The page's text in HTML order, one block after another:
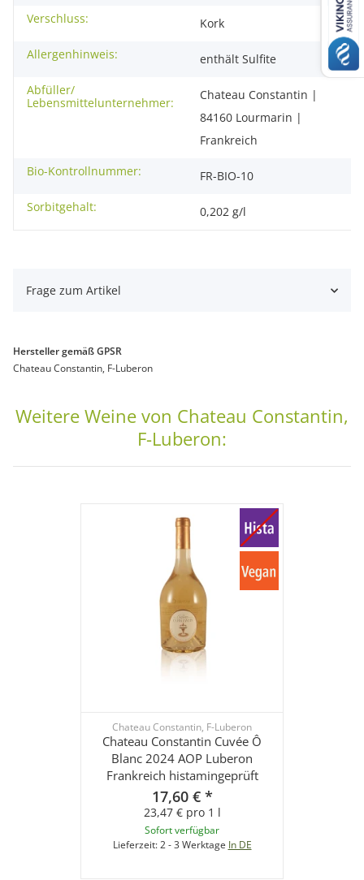
Verschluss:
Kork
Allergenhinweis:
enthält Sulfite
Abfüller/
Lebensmittelunternehmer:
Chateau Constantin |
84160 Lourmarin |
Frankreich
Bio-Kontrollnummer:
FR-BIO-10
Sorbitgehalt:
0,202 g/l
Frage zum Artikel
Hersteller gemäß GPSR
Chateau Constantin, F-Luberon
Weitere Weine von Chateau Constantin,
F-Luberon:
Chateau Constantin, F-Luberon
Chateau Constantin Cuvée Ô
Blanc 2024 AOP Luberon
Frankreich histamingeprüft
17,60 € *
23,47 € pro 1 l
Sofort verfügbar
Lieferzeit:2 - 3 Werktage In DE